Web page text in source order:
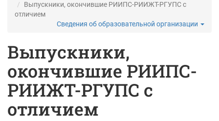
Выпускники, окончившие РИИПС-РИИЖТ-РГУПС с
отличием
Сведения об образовательной организации
Выпускники,
окончившие РИИПС-
РИИЖТ-РГУПС с
отличием